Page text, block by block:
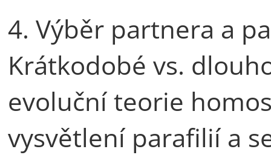
4. Výběr partnera a
Krátkodobé vs.
evoluční teorie
vysvětlení parafilií a